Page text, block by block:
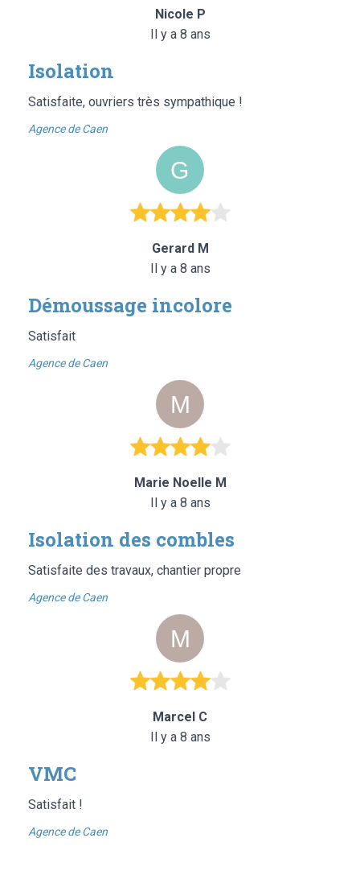
Nicole P
Il y a 8 ans
Isolation
Satisfaite, ouvriers très sympathique !
Agence de Caen
Gerard M
Il y a 8 ans
Démoussage incolore
Satisfait
Agence de Caen
Marie Noelle M
Il y a 8 ans
Isolation des combles
Satisfaite des travaux, chantier propre
Agence de Caen
Marcel C
Il y a 8 ans
VMC
Satisfait !
Agence de Caen